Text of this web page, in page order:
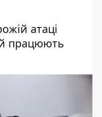
атаці
працюють